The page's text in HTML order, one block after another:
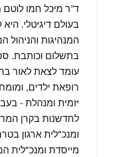
ד”ר מיכל חמו לוטם
בעולם דיגיטלי.
המנהיגות והניהול
בתשלום וכותבת.
עומד לצאת לאור
רופאת ילדים,
יזמית ומנהלת -
לחדשנות בקרן
ומנכ"לית ארגון
מייסדת ומנכ"לית